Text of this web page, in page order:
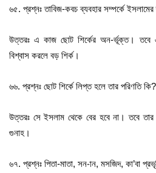
৬৫. প্রশ্নঃ তাবিজ-কবচ ব্যবহার সম্পর্কে
উত্তরঃ এ কাজ ছোট শির্কের অন-র্ভূক্ত। তবে
বিশ্বাস করলে বড় শির্ক।
৬৬. প্রশ্নঃ ছোট শির্কে লিপ্ত হলে তার পরিণতি কি?
উত্তরঃ সে ইসলাম থেকে বের হবে না। তবে
গুনাহ।
৬৭. প্রশ্নঃ পিতা-মাতা, সন-ান, মসজিদ, কা’বা